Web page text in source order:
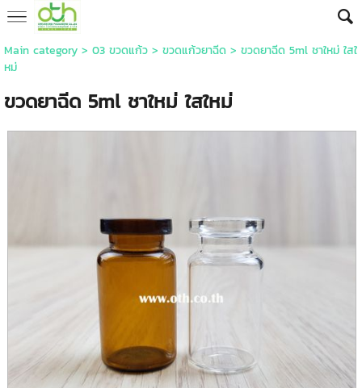
Main category> 03 ขวดแก้ว> ขวดแก้วยาฉีด > ขวดยาฉีด 5ml ชาใหม่ ใสใ
หม่
ขวดยาฉีด 5ml ชาใหม่ ใสใหม่